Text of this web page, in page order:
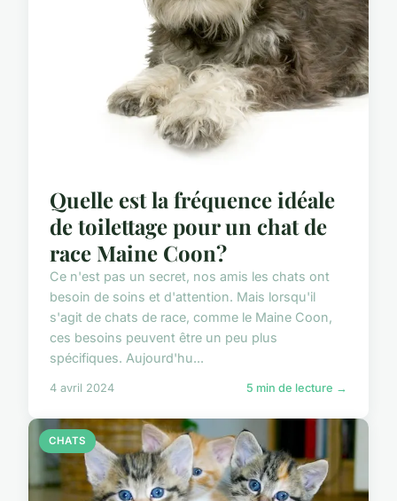
Quelle est la fréquence idéale
de toilettage pour un chat de
race Maine Coon?
Ce n'est pas un secret, nos amis les chats ont
besoin de soins et d'attention. Mais lorsqu'il
s'agit de chats de race, comme le Maine Coon,
ces besoins peuvent être un peu plus
spécifiques. Aujourd'hu...
4 avril 2024 5 min de lecture →
CHATS